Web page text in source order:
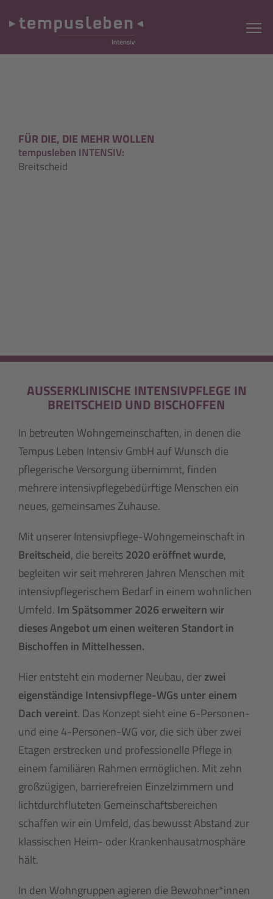
FÜR DIE, DIE MEHR WOLLEN
tempusleben INTENSIV:
Breitscheid
AUSSERKLINISCHE INTENSIVPFLEGE IN B
REITSCHEID UND BISCHOFFEN
In betreuten Wohngemeinschaften, in denen die
Tempus Leben Intensiv GmbH auf Wunsch die
pflegerische Versorgung übernimmt, finden
mehrere intensivpflegebedürftige Menschen ein
neues, gemeinsames Zuhause.
Mit unserer Intensivpflege-Wohngemeinschaft in
Breitscheid, die bereits2020 eröffnet wurde,
begleiten wir seit mehreren Jahren Menschen mit
intensivpflegerischem Bedarf in einem wohnlichen
Umfeld. Im Spätsommer 2026 erweitern wir
dieses Angebot um einen weiteren Standort in
Bischoffen in Mittelhessen.
Hier entsteht ein moderner Neubau, derzwei
eigenständige Intensivpflege-WGs unter einem
Dach vereint. Das Konzept sieht eine 6-Personen-
und eine 4-Personen-WG vor, die sich über zwei
Etagen erstrecken und professionelle Pflege in
einem familiären Rahmen ermöglichen. Mit zehn
großzügigen, barrierefreien Einzelzimmern und
lichtdurchfluteten Gemeinschaftsbereichen
schaffen wir ein Umfeld, das bewusst Abstand zur
klassischen Heim- oder Krankenhausatmosphäre
hält.
In den Wohngruppen agieren die Bewohner*innen